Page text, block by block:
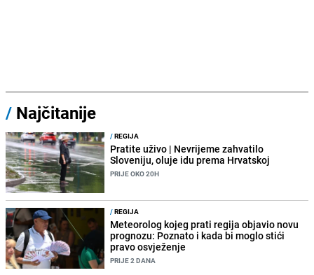
/ Najčitanije
/REGIJA
Pratite uživo | Nevrijeme zahvatilo
Sloveniju, oluje idu prema Hrvatskoj
PRIJE OKO 20H
/REGIJA
Meteorolog kojeg prati regija objavio novu
prognozu: Poznato i kada bi moglo stići
pravo osvježenje
PRIJE 2 DANA